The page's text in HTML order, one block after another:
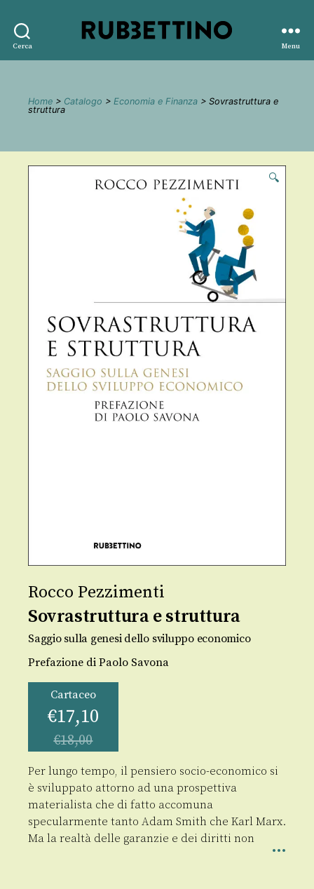
Cerca
editore
Menu
Home > Catalogo > Economia e Finanza > Sovrastruttura e
struttura
🔍
Rocco Pezzimenti
Sovrastruttura e struttura
Saggio sulla genesi dello sviluppo economico
Prefazione di Paolo Savona
Cartaceo
€17,10
€18,00
Per lungo tempo, il pensiero socio-economico si
è sviluppato attorno ad una prospettiva
materialista che di fatto accomuna
specularmente tanto Adam Smith che Karl Marx.
Ma la realtà delle garanzie e dei diritti non